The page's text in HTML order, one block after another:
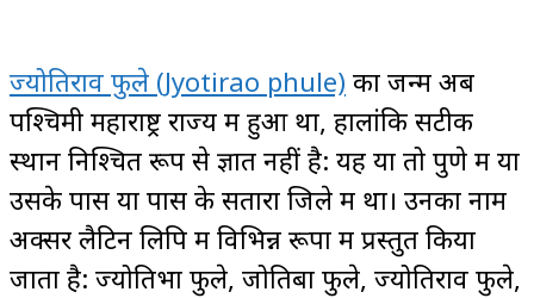
ज्योतिराव फुले (Jyotirao phule) का जन्म अब
पश्चिमी महाराष्ट्र राज्य में हुआ था, हालांकि सटीक
स्थान निश्चित रूप से ज्ञात नहीं है: यह या तो पुणे में या
उसके पास या पास के सतारा जिले में था। उनका नाम
अक्सर लैटिन लिपि में विभिन्न रूपों में प्रस्तुत किया
जाता है: ज्योतिभा फुले, जोतिबा फुले, ज्योतिराव फुले,